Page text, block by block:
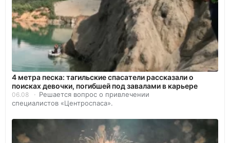
4 метра песка: тагильские спасатели рассказали о
поисках девочки, погибшей под завалами в карьере
06.08
Решается вопрос о привлечении
специалистов «Центроспаса».